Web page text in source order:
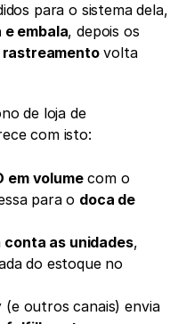
para o sistema dela,
e embala, depois os
rastreamento volta
de loja de
com isto:
em volume com o
para o doca de
conta as unidades,
do estoque no
(e outros canais) envia